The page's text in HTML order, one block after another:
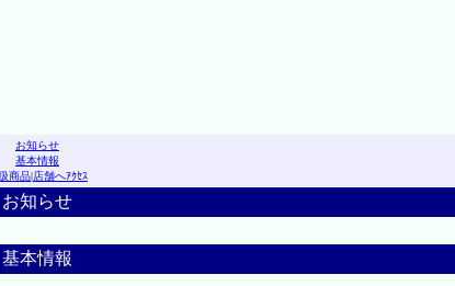
お知らせ
基本情報
商品|店舗へｱｸｾｽ
お知らせ
基本情報